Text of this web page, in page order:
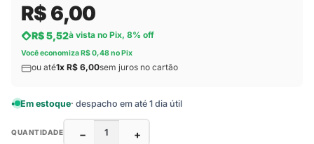
R$ 6,00
R$ 5,52à vista no Pix, 8% off
Você economiza R$ 0,48 no Pix
ou até1x R$ 6,00sem juros no cartão
Em estoque· despacho em até 1 dia útil
QUANTIDADE − +